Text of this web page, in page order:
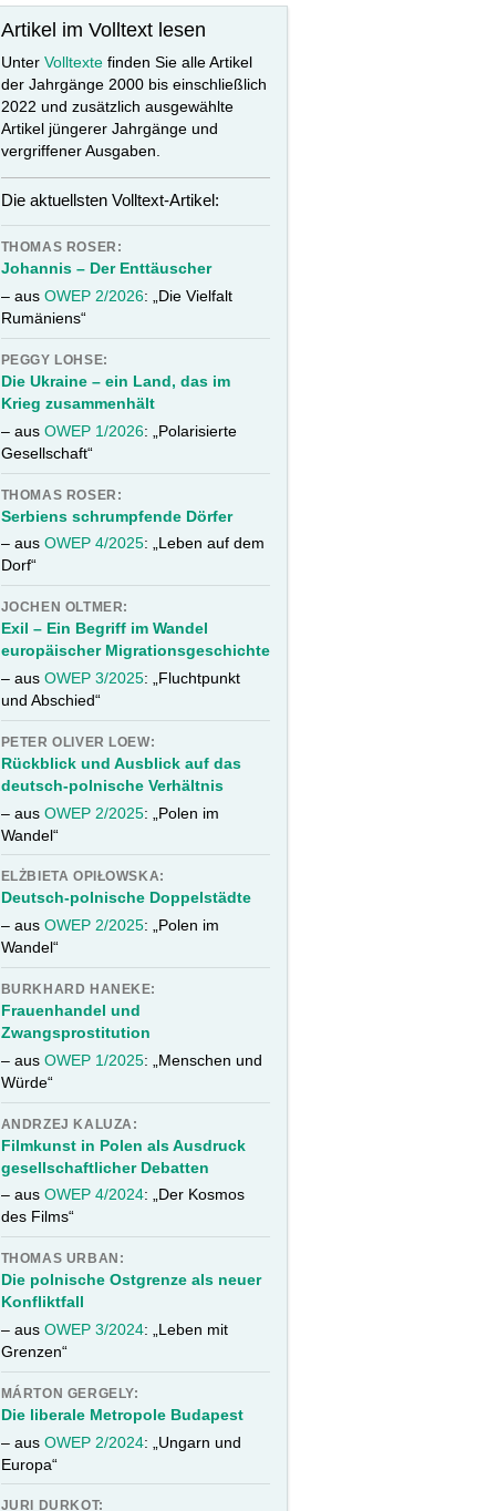
Artikel im Volltext lesen
Unter Volltextefinden Sie alle Artikel
der Jahrgänge 2000 bis einschließlich
2022 und zusätzlich ausgewählte
Artikel jüngerer Jahrgänge und
vergriffener Ausgaben.
Die aktuellsten Volltext-Artikel:
THOMAS ROSER:
Johannis – Der Enttäuscher
– aus OWEP 2/2026: „Die Vielfalt
Rumäniens“
PEGGY LOHSE:
Die Ukraine – ein Land, das im
Krieg zusammenhält
– aus OWEP 1/2026: „Polarisierte
Gesellschaft“
THOMAS ROSER:
Serbiens schrumpfende Dörfer
– aus OWEP 4/2025: „Leben auf dem
Dorf“
JOCHEN OLTMER:
Exil – Ein Begriff im Wandel
europäischer Migrationsgeschichte
– aus OWEP 3/2025: „Fluchtpunkt
und Abschied“
PETER OLIVER LOEW:
Rückblick und Ausblick auf das
deutsch-polnische Verhältnis
– aus OWEP 2/2025: „Polen im
Wandel“
ELŻBIETA OPIŁOWSKA:
Deutsch-polnische Doppelstädte
– aus OWEP 2/2025: „Polen im
Wandel“
BURKHARD HANEKE:
Frauenhandel und
Zwangsprostitution
– aus OWEP 1/2025: „Menschen und
Würde“
ANDRZEJ KALUZA:
Filmkunst in Polen als Ausdruck
gesellschaftlicher Debatten
– aus OWEP 4/2024: „Der Kosmos
des Films“
THOMAS URBAN:
Die polnische Ostgrenze als neuer
Konfliktfall
– aus OWEP 3/2024: „Leben mit
Grenzen“
MÁRTON GERGELY:
Die liberale Metropole Budapest
– aus OWEP 2/2024: „Ungarn und
Europa“
JURI DURKOT: